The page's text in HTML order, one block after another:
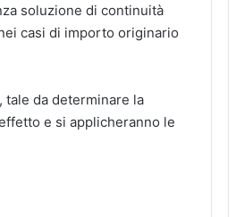
soluzione di continuità
casi di importo originario
tale da determinare la
e si applicheranno le